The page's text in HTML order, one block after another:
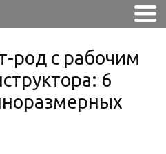
род с рабочим
6